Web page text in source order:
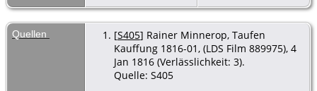
Quellen [S405] Rainer Minnerop, Taufen
Kauffung 1816-01, (LDS Film 889975), 4
Jan 1816 (Verlässlichkeit: 3).
Quelle: S405